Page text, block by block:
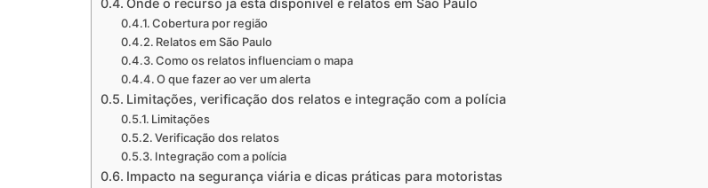
Onde o recurso já está disponível e relatos em São Paulo
Cobertura por região
Relatos em São Paulo
Como os relatos influenciam o mapa
O que fazer ao ver um alerta
Limitações, verificação dos relatos e integração com a polícia
Limitações
Verificação dos relatos
Integração com a polícia
Impacto na segurança viária e dicas práticas para motoristas